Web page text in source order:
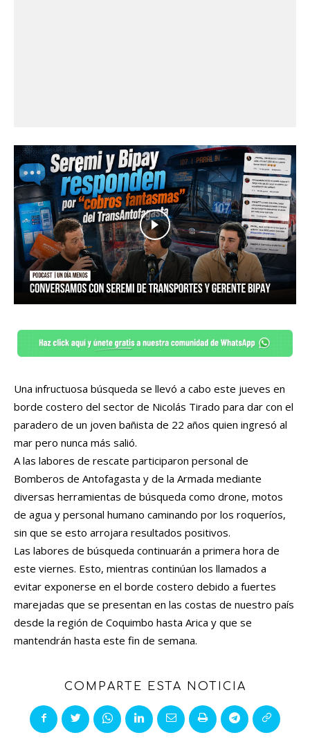
Una infructuosa búsqueda se llevó a cabo este jueves en
borde costero del sector de Nicolás Tirado para dar con el
paradero de un joven bañista de 22 años quien ingresó al
mar pero nunca más salió.
A las labores de rescate participaron personal de
Bomberos de Antofagasta y de la Armada mediante
diversas herramientas de búsqueda como drone, motos
de agua y personal humano caminando por los roqueríos,
sin que se esto arrojara resultados positivos.
Las labores de búsqueda continuarán a primera hora de
este viernes. Esto, mientras continúan los llamados a
evitar exponerse en el borde costero debido a fuertes
marejadas que se presentan en las costas de nuestro país
desde la región de Coquimbo hasta Arica y que se
mantendrán hasta este fin de semana.
COMPARTE ESTA NOTICIA